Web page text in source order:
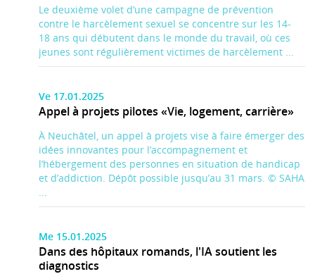
Le deuxième volet d’une campagne de prévention
contre le harcèlement sexuel se concentre sur les 14-
18 ans qui débutent dans le monde du travail, où ces
jeunes sont régulièrement victimes de harcèlement ...
Ve 17.01.2025
Appel à projets pilotes «Vie, logement, carrière»
À Neuchâtel, un appel à projets vise à faire émerger des
idées innovantes pour l’accompagnement et
l’hébergement des personnes en situation de handicap
et d’addiction. Dépôt possible jusqu’au 31 mars. © SAHA
...
Me 15.01.2025
Dans des hôpitaux romands, l'IA soutient les
diagnostics